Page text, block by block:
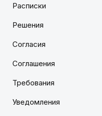
Расписки
Решения
Согласия
Соглашения
Требования
Уведомления